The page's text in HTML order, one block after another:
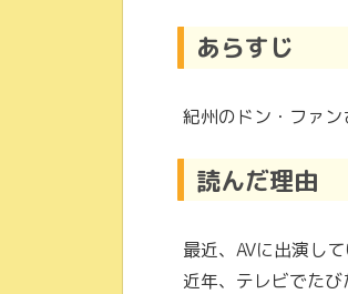
あらすじ
紀州のドン・ファン
読んだ理由
最近、AVに出演し
近年、テレビでたび